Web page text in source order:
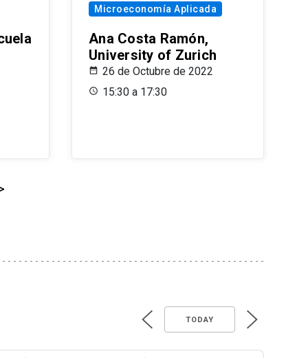
Microeconomía Aplicada
Ana Costa Ramón,
University of Zurich
26 de Octubre de 2022
15:30 a 17:30
TODAY